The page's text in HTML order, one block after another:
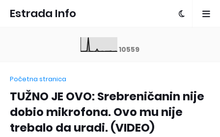
Estrada Info
10559
Početna stranica
TUŽNO JE OVO: Srebreničanin nije
dobio mikrofona. Ovo mu nije
trebalo da uradi. (VIDEO)